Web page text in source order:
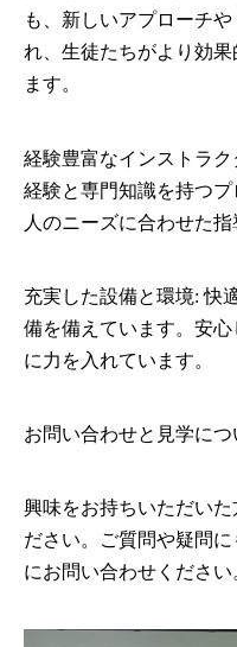
も、新しいアプローチ
れ、生徒たちがより効
ます。
経験豊富なインストラ
経験と専門知識を持つ
人のニーズに合わせた指
充実した設備と環境: 快
備を備えています。安
に力を入れています。
お問い合わせと見学につ
興味をお持ちいただい
ださい。ご質問や疑問
にお問い合わせください